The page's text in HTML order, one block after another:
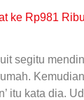
ke Rp981
segitu
itu kata dia.